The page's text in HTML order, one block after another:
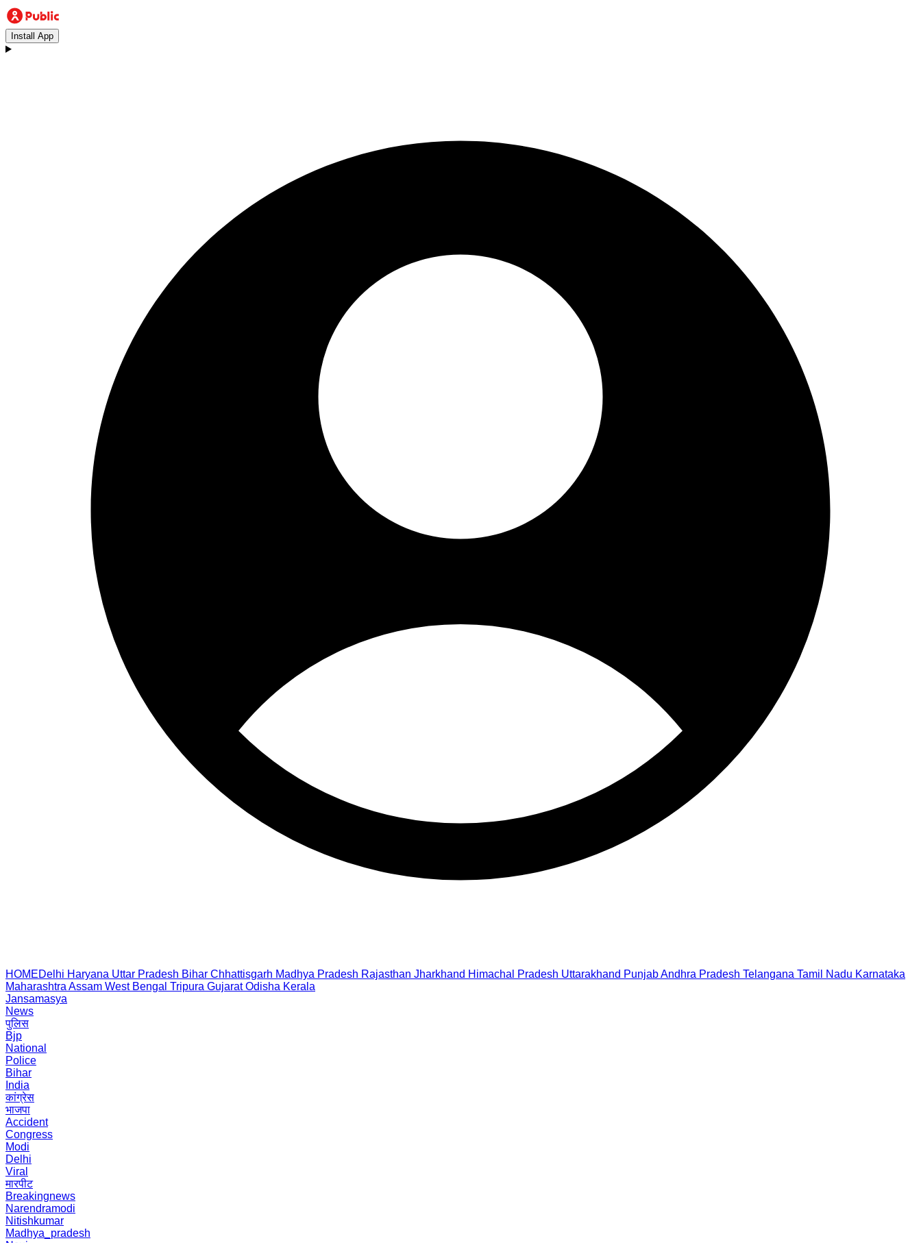
Install App
HOMEDelhi Haryana Uttar Pradesh Bihar Chhattisgarh Madhya Pradesh Rajasthan Jharkhand Himachal Pradesh Uttarakhand PunjabAndhra Pradesh Telangana Tamil Nadu Karnataka
Maharashtra Assam West Bengal Tripura Gujarat Odisha Kerala
Jansamasya
News
पुलिस
Bjp
National
Police
Bihar
India
कांग्रेस
भाजपा
Accident
Congress
Modi
Delhi
Viral
मारपीट
Breakingnews
Narendramodi
Nitishkumar
Madhya_pradesh